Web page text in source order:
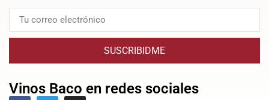
SUSCRIBIDME
Vinos Baco en redes sociales